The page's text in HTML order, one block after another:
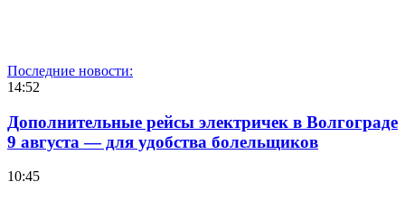
Последние новости:
14:52
Дополнительные рейсы электричек в Волгограде
9 августа — для удобства болельщиков
10:45